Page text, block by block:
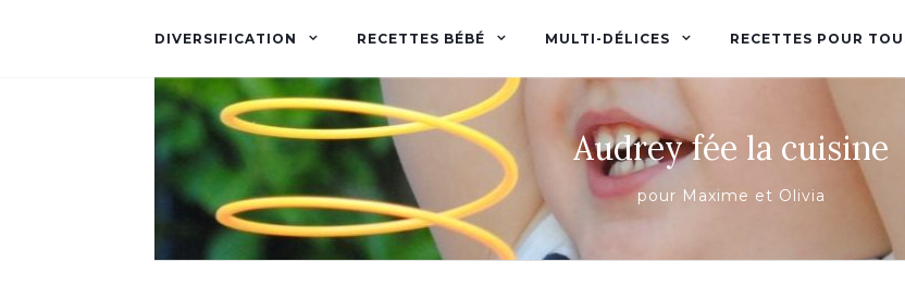
DIVERSIFICATION RECETTES BÉBÉ MULTI-DÉLICES RECETTES POUR
Audrey fée la cuisine
pour Maxime et Olivia